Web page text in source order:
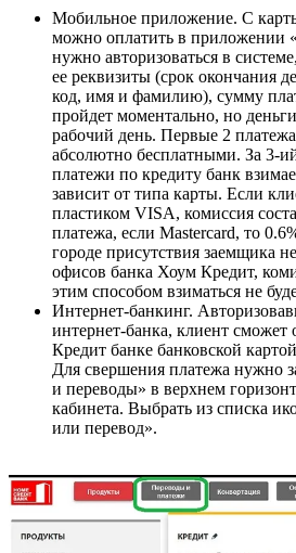
Мобильное приложение. С
можно оплатить в приложении
нужно авторизоваться в
ее реквизиты (срок окончания
код, имя и фамилию), сумму
пройдет моментально, но
рабочий день. Первые 2
абсолютно бесплатными. За 3-
платежи по кредиту банк
зависит от типа карты. Если
пластиком VISA, комиссия
платежа, если Mastercard, то
городе присутствия заемщика
офисов банка Хоум Кредит,
этим способом взиматься не
Интернет-банкинг.
интернет-банка, клиент сможет
Кредит банке банковской
Для свершения платежа нужно
и переводы» в верхнем
кабинета. Выбрать из списка
или перевод».